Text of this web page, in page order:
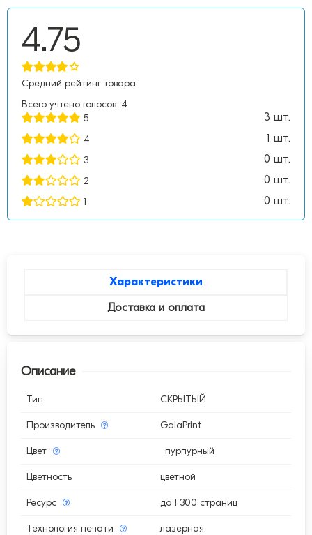
4.75
Средний рейтинг товара
Всего учтено голосов: 4
5
3 шт.
4 1 шт.
3 0 шт.
2 0 шт.
1 0 шт.
Характеристики
Доставка и оплата
Описание
Тип СКРЫТЫЙ
Производитель GalaPrint
Цвет пурпурный
Цветность цветной
Ресурс до 1 300 страниц
Технология печати лазерная